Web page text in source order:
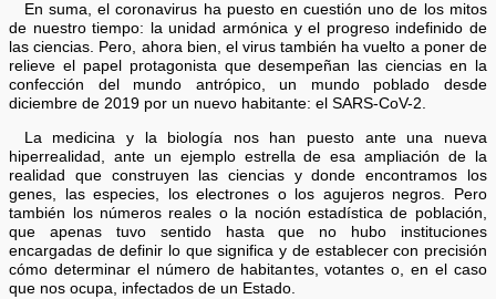
En suma, el coronavirus ha puesto en cuestión uno de los mitos
de nuestro tiempo: la unidad armónica y el progreso indefinido de
las ciencias. Pero, ahora bien, el virus también ha vuelto a poner de
relieve el papel protagonista que desempeñan las ciencias en la
confección del mundo antrópico, un mundo poblado desde
diciembre de 2019 por un nuevo habitante: el SARS-CoV-2.
La medicina y la biología nos han puesto ante una nueva
hiperrealidad, ante un ejemplo estrella de esa ampliación de la
realidad que construyen las ciencias y donde encontramos los
genes, las especies, los electrones o los agujeros negros. Pero
también los números reales o la noción estadística de población,
que apenas tuvo sentido hasta que no hubo instituciones
encargadas de definir lo que significa y de establecer con precisión
cómo determinar el número de habitantes, votantes o, en el caso
que nos ocupa, infectados de un Estado.